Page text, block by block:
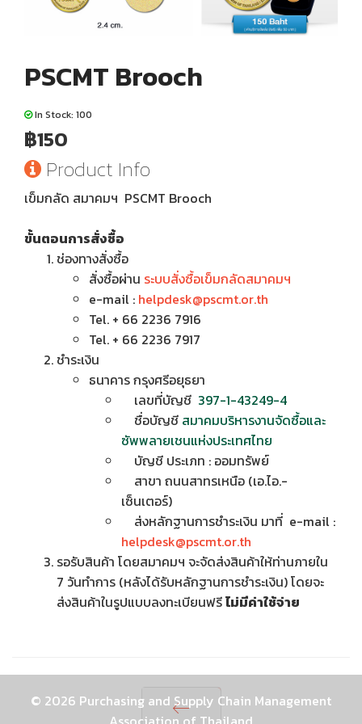
PSCMT Brooch
In Stock: 100
฿150
Product Info
เข็มกลัด สมาคมฯ PSCMT Brooch
ขั้นตอนการสั่งซื้อ
ช่องทางสั่งซื้อ
สั่งซื้อผ่าน ระบบสั่งซื้อเข็มกลัดสมาคมฯ
e-mail : helpdesk@pscmt.or.th
Tel. + 66 2236 7916
Tel. + 66 2236 7917
ชำระเงิน
ธนาคาร กรุงศรีอยุธยา
เลขที่บัญชี 397-1-43249-4
ชื่อบัญชี สมาคมบริหารงานจัดซื้อและ
ซัพพลายเชนแห่งประเทศไทย
บัญชี ประเภท : ออมทรัพย์
สาขา ถนนสาทรเหนือ (เอ.ไอ.-
เซ็นเตอร์)
ส่งหลักฐานการชำระเงิน มาที่ e-mail :
helpdesk@pscmt.or.th
รอรับสินค้า โดยสมาคมฯ จะจัดส่งสินค้าให้ท่านภายใน
7 วันทำการ (หลังได้รับหลักฐานการชำระเงิน) โดยจะ
ส่งสินค้าในรูปแบบลงทะเบียนฟรีไม่มีค่าใช้จ่าย
© 2026 Purchasing and Supply Chain Management